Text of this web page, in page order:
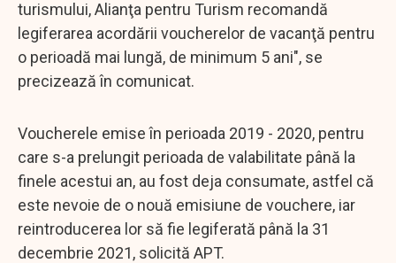
turismului, Alianţa pentru Turism recomandă
legiferarea acordării voucherelor de vacanţă pentru
o perioadă mai lungă, de minimum 5 ani", se
precizează în comunicat.
Voucherele emise în perioada 2019 - 2020, pentru
care s-a prelungit perioada de valabilitate până la
finele acestui an, au fost deja consumate, astfel că
este nevoie de o nouă emisiune de vouchere, iar
reintroducerea lor să fie legiferată până la 31
decembrie 2021, solicită APT.